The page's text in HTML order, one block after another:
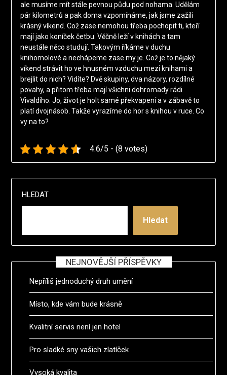
ale musíme mít stále pevnou půdu pod nohama. Udělám
pár kilometrů a pak doma vzpomínáme, jak jsme zažili
krásný víkend. Což zase nemohou třeba pochopit ti, kteří
mají jako koníček četbu. Věčně leží v knihách a tam
neustále něco studují. Takovým říkáme v duchu
knihomolové a nechápeme zase my je. Což je to nějaký
víkend strávit ho ve hnusném vzduchu mezi knihami a
brejlit do nich? Vidíte? Dvě skupiny, dva názory, rozdílné
povahy, a přitom třeba mají všichni dohromady rádi
Vivaldiho. Jo, život je holt samé překvapení a v zábavě to
platí dvojnásob. Takže vyrazíme do hor s knihou v ruce. Co
vy na to?
4.6/5 - (8 votes)
HLEDAT
Hledat
NEJNOVĚJŠÍ PŘÍSPĚVKY
Nepříliš jednoduchý druh umění
Místo, kde vám bude krásně
Kvalitní servis není jen hotel
Pro sladké sny vašich zlatíček
Vysoká kvalita